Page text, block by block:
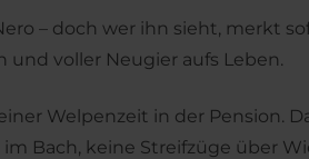
– doch wer ihn sieht, merkt
und voller Neugier aufs Leben.
Welpenzeit in der Pension.
Bach, keine Streifzüge über